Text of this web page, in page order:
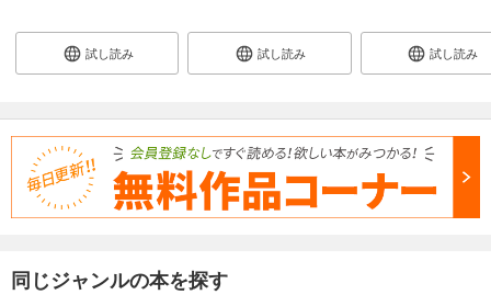
試し読み 試し読み 試し読み
同じジャンルの本を探す